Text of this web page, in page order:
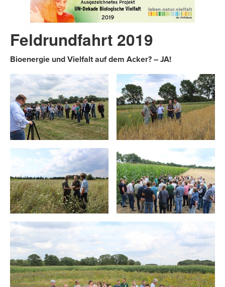
Feldrundfahrt 2019
Bioenergie und Vielfalt auf dem Acker? – JA!